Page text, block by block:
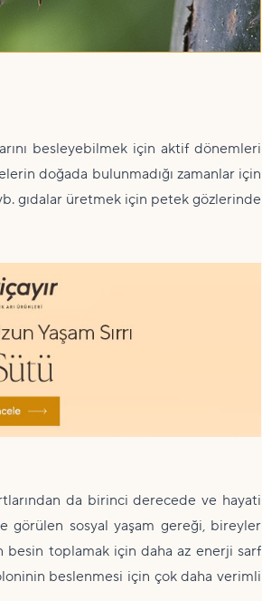
besleyebilmek için aktif dönemleri
doğada bulunmadığı zamanlar için
gıdalar üretmek için petek gözlerinde
da birinci derecede ve hayati
görülen sosyal yaşam gereği, bireyler
besin toplamak için daha az enerji sarf
beslenmesi için çok daha verimli